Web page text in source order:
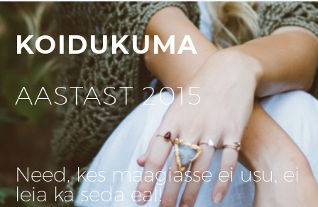
KOIDUKUMA
AASTAST 2015
Need, kes maagiasse ei usu, ei
leia ka seda eal!